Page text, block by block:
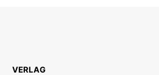
VERLAG